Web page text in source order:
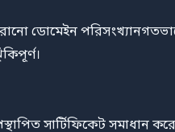
ডোমেইন
সার্টিফিকেট সমাধান